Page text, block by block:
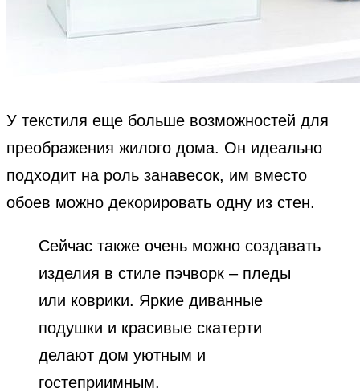
У текстиля еще больше возможностей для
преображения жилого дома. Он идеально
подходит на роль занавесок, им вместо
обоев можно декорировать одну из стен.
Сейчас также очень можно создавать
изделия в стиле пэчворк – пледы
или коврики. Яркие диванные
подушки и красивые скатерти
делают дом уютным и
гостеприимным.